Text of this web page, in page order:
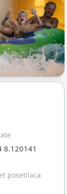
8.120141
posetilaca